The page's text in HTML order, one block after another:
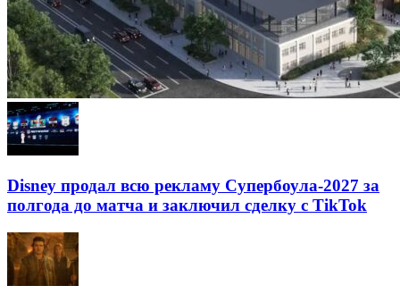
Disney продал всю рекламу Супербоула-2027 за
полгода до матча и заключил сделку с TikTok